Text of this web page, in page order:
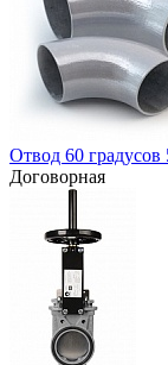
Отвод 60
Договорная